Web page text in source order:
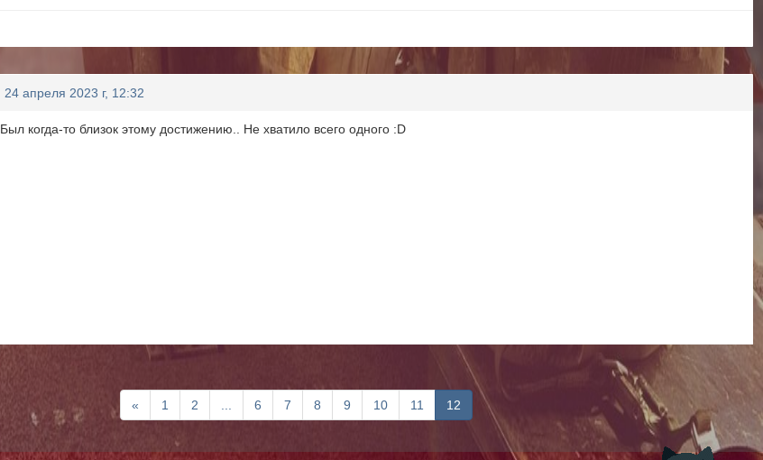
24 апреля 2023 г, 12:32
Был когда-то близок этому достижению.. Не хватило всего одного :D
« Первая
1 2 6 7 8 9 10 11 12